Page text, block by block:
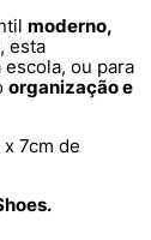
moderno,
esta
ou para
organização e
x 7cm de